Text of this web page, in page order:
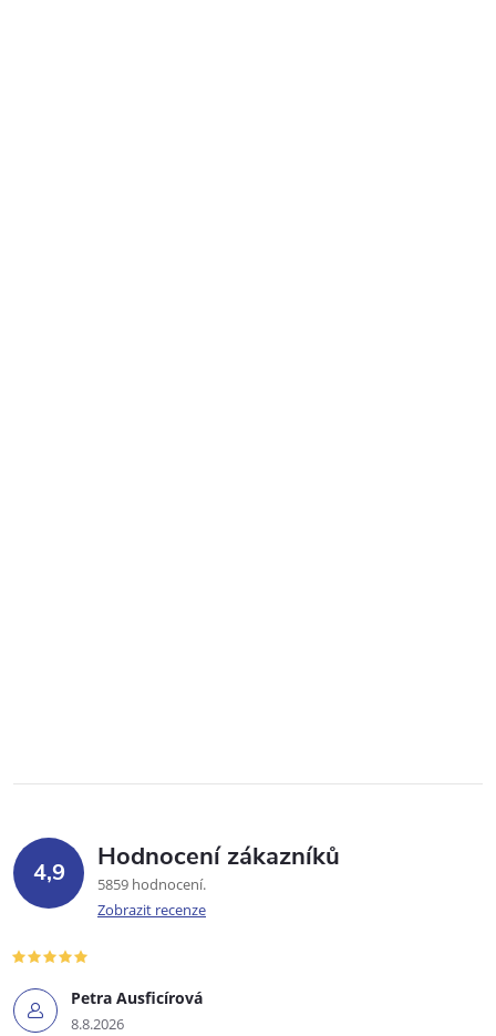
4,9 Hodnocení zákazníků
5859 hodnocení
Zobrazit recenze
Petra Ausficírová
8.8.2026